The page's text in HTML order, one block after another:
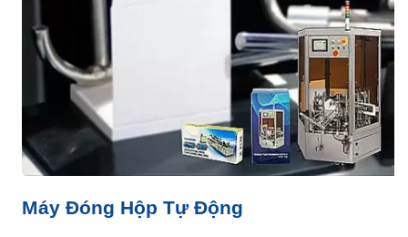
Máy Đóng Hộp Tự Động